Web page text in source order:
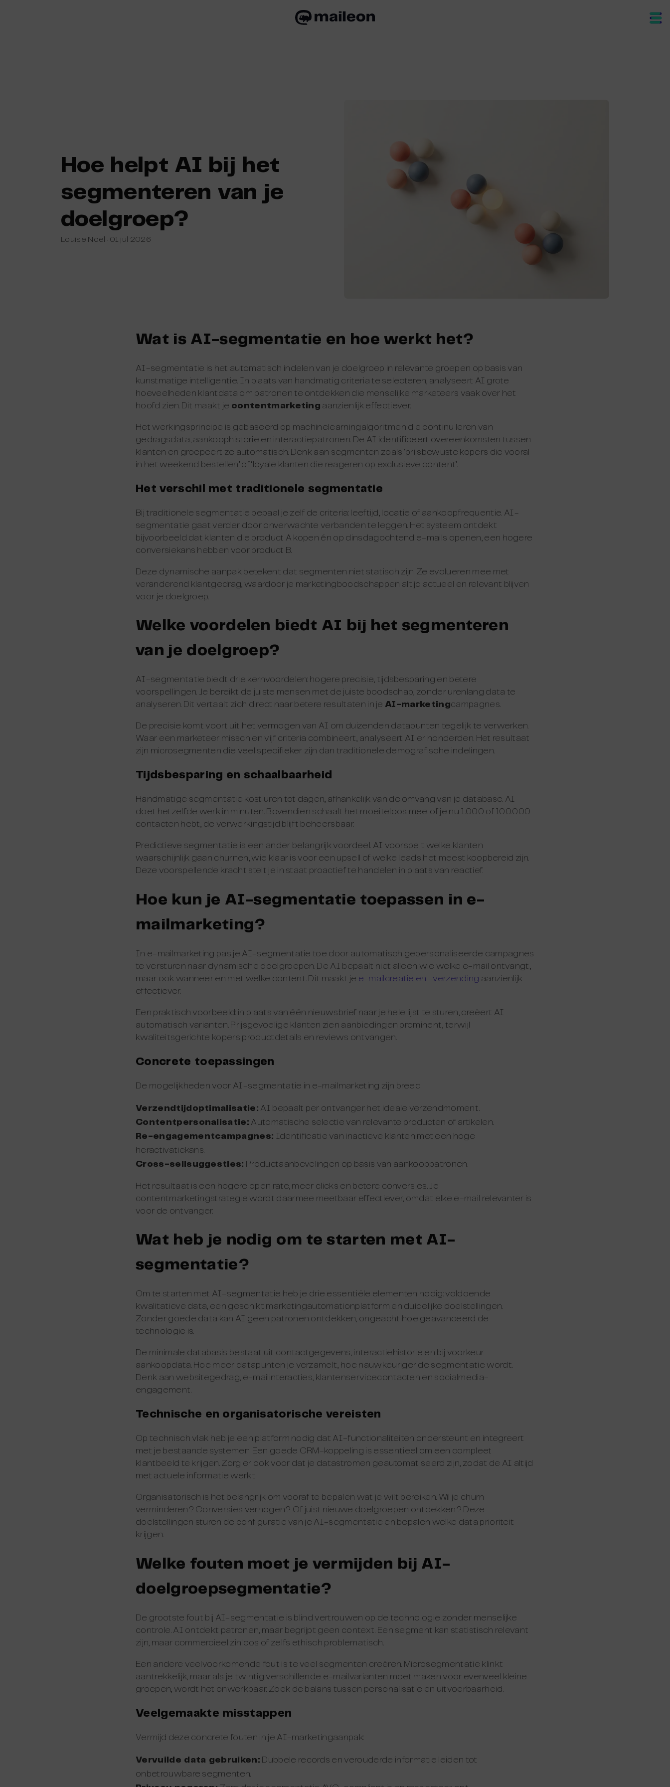
Hoe helpt AI bij het
segmenteren van je
doelgroep?
Louise Noel · 01 jul 2026
Wat is AI-segmentatie en hoe werkt het?
AI-segmentatie is het automatisch indelen van je doelgroep in relevante groepen op basis van
kunstmatige intelligentie. In plaats van handmatig criteria te selecteren, analyseert AI grote
hoeveelheden klantdata om patronen te ontdekken die menselijke marketeers vaak over het
hoofd zien. Dit maakt je contentmarketing aanzienlijk effectiever.
Het werkingsprincipe is gebaseerd op machinelearningalgoritmen die continu leren van
gedragsdata, aankoophistorie en interactiepatronen. De AI identificeert overeenkomsten tussen
klanten en groepeert ze automatisch. Denk aan segmenten zoals ‘prijsbewuste kopers die vooral
in het weekend bestellen’ of ‘loyale klanten die reageren op exclusieve content’.
Het verschil met traditionele segmentatie
Bij traditionele segmentatie bepaal je zelf de criteria: leeftijd, locatie of aankoopfrequentie. AI-
segmentatie gaat verder door onverwachte verbanden te leggen. Het systeem ontdekt
bijvoorbeeld dat klanten die product A kopen én op dinsdagochtend e-mails openen, een hogere
conversiekans hebben voor product B.
Deze dynamische aanpak betekent dat segmenten niet statisch zijn. Ze evolueren mee met
veranderend klantgedrag, waardoor je marketingboodschappen altijd actueel en relevant blijven
voor je doelgroep.
Welke voordelen biedt AI bij het segmenteren
van je doelgroep?
AI-segmentatie biedt drie kernvoordelen: hogere precisie, tijdsbesparing en betere
voorspellingen. Je bereikt de juiste mensen met de juiste boodschap, zonder urenlang data te
analyseren. Dit vertaalt zich direct naar betere resultaten in je AI-marketingcampagnes.
De precisie komt voort uit het vermogen van AI om duizenden datapunten tegelijk te verwerken.
Waar een marketeer misschien vijf criteria combineert, analyseert AI er honderden. Het resultaat
zijn microsegmenten die veel specifieker zijn dan traditionele demografische indelingen.
Tijdsbesparing en schaalbaarheid
Handmatige segmentatie kost uren tot dagen, afhankelijk van de omvang van je database. AI
doet hetzelfde werk in minuten. Bovendien schaalt het moeiteloos mee: of je nu 1.000 of 100.000
contacten hebt, de verwerkingstijd blijft beheersbaar.
Predictieve segmentatie is een ander belangrijk voordeel. AI voorspelt welke klanten
waarschijnlijk gaan churnen, wie klaar is voor een upsell of welke leads het meest koopbereid zijn.
Deze voorspellende kracht stelt je in staat proactief te handelen in plaats van reactief.
Hoe kun je AI-segmentatie toepassen in e-
mailmarketing?
In e-mailmarketing pas je AI-segmentatie toe door automatisch gepersonaliseerde campagnes
te versturen naar dynamische doelgroepen. De AI bepaalt niet alleen wie welke e-mail ontvangt,
maar ook wanneer en met welke content. Dit maakt je e-mailcreatie en -verzending aanzienlijk
effectiever.
Een praktisch voorbeeld: in plaats van één nieuwsbrief naar je hele lijst te sturen, creëert AI
automatisch varianten. Prijsgevoelige klanten zien aanbiedingen prominent, terwijl
kwaliteitsgerichte kopers productdetails en reviews ontvangen.
Concrete toepassingen
De mogelijkheden voor AI-segmentatie in e-mailmarketing zijn breed:
Verzendtijdoptimalisatie: AI bepaalt per ontvanger het ideale verzendmoment.
Contentpersonalisatie: Automatische selectie van relevante producten of artikelen.
Re-engagementcampagnes: Identificatie van inactieve klanten met een hoge
heractivatiekans.
Cross-sellsuggesties: Productaanbevelingen op basis van aankooppatronen.
Het resultaat is een hogere open rate, meer clicks en betere conversies. Je
contentmarketingstrategie wordt daarmee meetbaar effectiever, omdat elke e-mail relevanter is
voor de ontvanger.
Wat heb je nodig om te starten met AI-
segmentatie?
Om te starten met AI-segmentatie heb je drie essentiële elementen nodig: voldoende
kwalitatieve data, een geschikt marketingautomationplatform en duidelijke doelstellingen.
Zonder goede data kan AI geen patronen ontdekken, ongeacht hoe geavanceerd de
technologie is.
De minimale databasis bestaat uit contactgegevens, interactiehistorie en bij voorkeur
aankoopdata. Hoe meer datapunten je verzamelt, hoe nauwkeuriger de segmentatie wordt.
Denk aan websitegedrag, e-mailinteracties, klantenservicecontacten en socialmedia-
engagement.
Technische en organisatorische vereisten
Op technisch vlak heb je een platform nodig dat AI-functionaliteiten ondersteunt en integreert
met je bestaande systemen. Een goede CRM-koppeling is essentieel om een compleet
klantbeeld te krijgen. Zorg er ook voor dat je datastromen geautomatiseerd zijn, zodat de AI altijd
met actuele informatie werkt.
Organisatorisch is het belangrijk om vooraf te bepalen wat je wilt bereiken. Wil je churn
verminderen? Conversies verhogen? Of juist nieuwe doelgroepen ontdekken? Deze
doelstellingen sturen de configuratie van je AI-segmentatie en bepalen welke data prioriteit
krijgen.
Welke fouten moet je vermijden bij AI-
doelgroepsegmentatie?
De grootste fout bij AI-segmentatie is blind vertrouwen op de technologie zonder menselijke
controle. AI ontdekt patronen, maar begrijpt geen context. Een segment kan statistisch relevant
zijn, maar commercieel zinloos of zelfs ethisch problematisch.
Een andere veelvoorkomende fout is te veel segmenten creëren. Microsegmentatie klinkt
aantrekkelijk, maar als je twintig verschillende e-mailvarianten moet maken voor evenveel kleine
groepen, wordt het onwerkbaar. Zoek de balans tussen personalisatie en uitvoerbaarheid.
Veelgemaakte misstappen
Vermijd deze concrete fouten in je AI-marketingaanpak:
Vervuilde data gebruiken: Dubbele records en verouderde informatie leiden tot
onbetrouwbare segmenten.